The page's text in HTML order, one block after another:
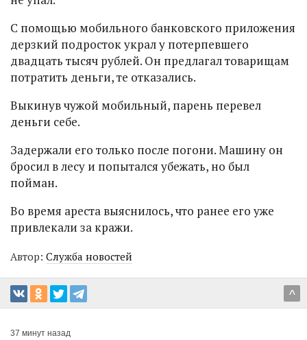
С помощью мобильного банковского приложения
дерзкий подросток украл у потерпевшего
двадцать тысяч рублей. Он предлагал товарищам
потратить деньги, те отказались.
Выкинув чужой мобильный, парень перевел
деньги себе.
Задержали его только после погони. Машину он
бросил в лесу и попытался убежать, но был
пойман.
Во время ареста выяснилось, что ранее его уже
привлекали за кражи.
Автор: Служба новостей
^
37 минут назад